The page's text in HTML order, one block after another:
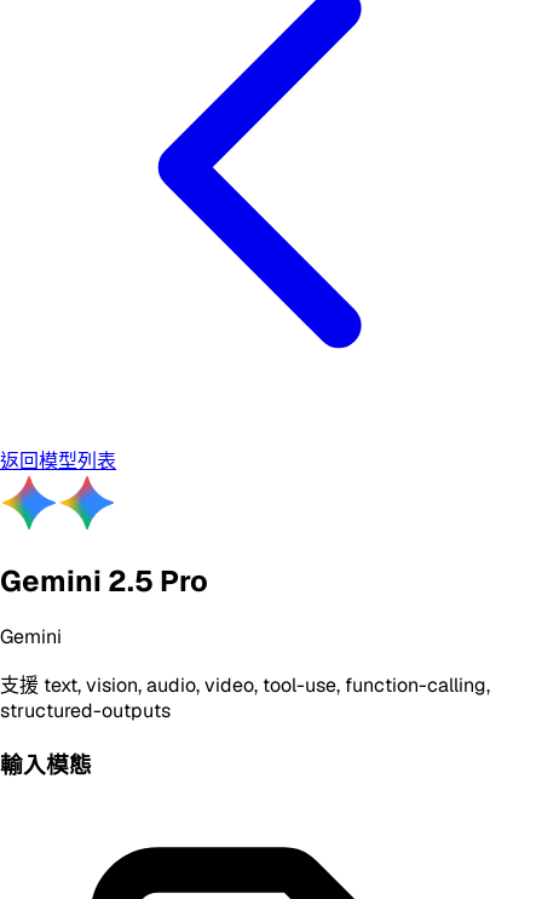
返回模型列表
Gemini 2.5 Pro
Gemini
支援 text, vision, audio, video, tool-use, function-calling,
structured-outputs
輸入模態